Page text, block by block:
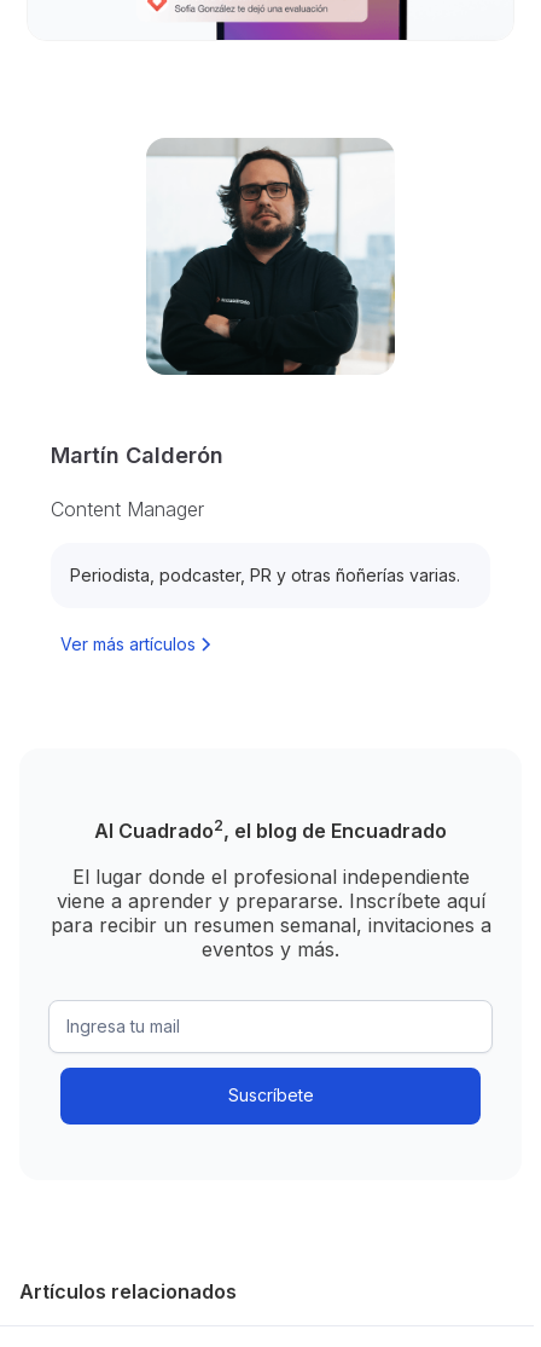
Martín Calderón
Content Manager
Periodista, podcaster, PR y otras ñoñerías varias.
Ver más artículos
Al Cuadrado2, el blog de Encuadrado
El lugar donde el profesional independiente
viene a aprender y prepararse. Inscríbete aquí
para recibir un resumen semanal, invitaciones a
eventos y más.
Artículos relacionados